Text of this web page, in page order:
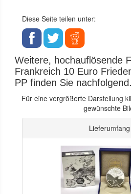
Diese Seite teilen unter:
Weitere, hochauflösende
Frankreich 10 Euro
PP finden Sie nachfolgend.
Für eine vergrößerte Darstellung
gewünschte
Lieferumfang